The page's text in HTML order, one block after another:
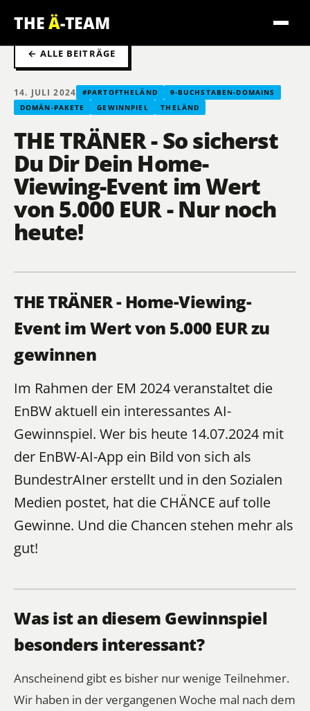
THEÄ-TEAM
← ALLE BEITRÄGE
14. JULI 2024 #PARTOFTHELÄND
9-BUCHSTABEN-DOMAINS
DOMÄN-PAKETE
GEWINNPIEL THELÄND
THE TRÄNER - So sicherst
Du Dir Dein Home-
Viewing-Event im Wert
von 5.000 EUR - Nur noch
heute!
THE TRÄNER - Home-Viewing-
Event im Wert von 5.000 EUR zu
gewinnen
Im Rahmen der EM 2024 veranstaltet die
EnBW aktuell ein interessantes AI-
Gewinnspiel. Wer bis heute 14.07.2024 mit
der EnBW-AI-App ein Bild von sich als
BundestrAIner erstellt und in den Sozialen
Medien postet, hat die CHÄNCE auf tolle
Gewinne. Und die Chancen stehen mehr als
gut!
Was ist an diesem Gewinnspiel
besonders interessant?
Anscheinend gibt es bisher nur wenige Teilnehmer.
Wir haben in der vergangenen Woche mal nach dem